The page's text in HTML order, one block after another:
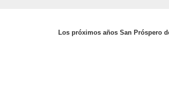
Los próximos años San Próspero